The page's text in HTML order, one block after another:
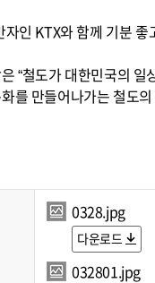
자인 KTX와 함께 기분
“철도가 대한민국의
를 만들어나가는 철도
0328.jpg
다운로드
032801.jpg